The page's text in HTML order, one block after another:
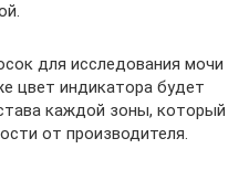
для исследования мочи
цвет индикатора будет
каждой зоны, который
от производителя.